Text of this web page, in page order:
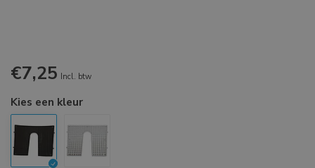
€7,25 Incl. btw
Kies een kleur